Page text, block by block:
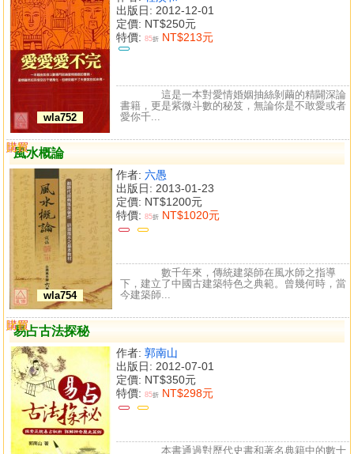
wla752
出版日: 2012-12-01
定價: NT$250元
特價: 85折 NT$213元
這是一本對愛情婚姻抽絲剝繭的精闢深論
書籍，更是紫微斗數的秘笈，無論你是不敢愛或者
愛你千...
風水概論
wla754
作者: 六愚
出版日: 2013-01-23
定價: NT$1200元
特價: 85折 NT$1020元
購買
比較
數千年來，傳統建築師在風水師之指導
下，建立了中國古建築特色之典範。曾幾何時，當
今建築師...
易占古法探秘
作者: 郭南山
出版日: 2012-07-01
定價: NT$350元
特價: 85折 NT$298元
購買
比較
本書通過對歷代史書和著名典籍中的數十